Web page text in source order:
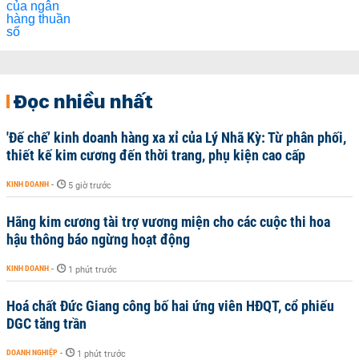
Đọc nhiều nhất
'Đế chế’ kinh doanh hàng xa xỉ của Lý Nhã Kỳ: Từ phân phối,
thiết kế kim cương đến thời trang, phụ kiện cao cấp
KINH DOANH - 5 giờ trước
Hãng kim cương tài trợ vương miện cho các cuộc thi hoa
hậu thông báo ngừng hoạt động
KINH DOANH - 1 phút trước
Hoá chất Đức Giang công bố hai ứng viên HĐQT, cổ phiếu
DGC tăng trần
DOANH NGHIỆP - 1 phút trước